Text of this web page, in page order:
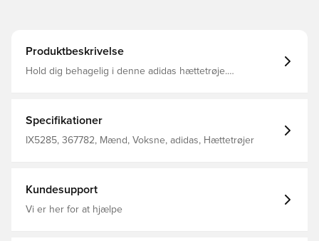
Produktbeskrivelse
Hold dig behagelig i denne adidas hættetrøje.
spillere, der turde gå deres egne veje. Almindelig
pasform Pullover med hætte 70 % bomuld, 30 %
polyester (genanvendt) Kængurulomme Ribmanchetter
Specifikationer
IX5285, 367782, Mænd, Voksne, adidas, Hættetrøjer
Kundesupport
Vi er her for at hjælpe